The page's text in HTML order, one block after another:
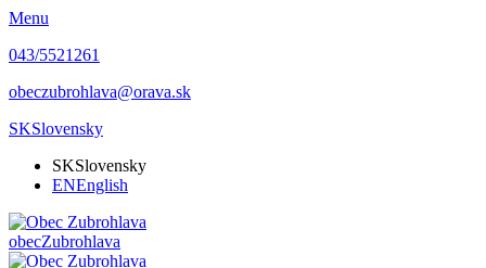
Menu
043/5521261
obeczubrohlava@orava.sk
SKSlovensky
SKSlovensky
ENEnglish
obecZubrohlava